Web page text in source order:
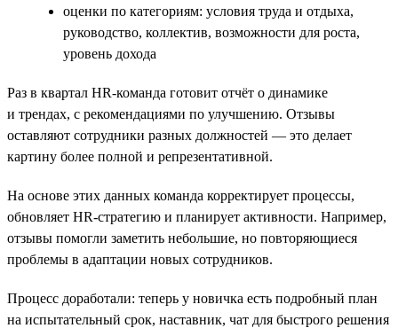
оценки по категориям: условия труда и отдыха,
руководство, коллектив, возможности для роста,
уровень дохода
Раз в квартал HR-команда готовит отчёт о динамике
и трендах, с рекомендациями по улучшению. Отзывы
оставляют сотрудники разных должностей — это делает
картину более полной и репрезентативной.
На основе этих данных команда корректирует процессы,
обновляет HR-стратегию и планирует активности. Например,
отзывы помогли заметить небольшие, но повторяющиеся
проблемы в адаптации новых сотрудников.
Процесс доработали: теперь у новичка есть подробный план
на испытательный срок, наставник, чат для быстрого решения